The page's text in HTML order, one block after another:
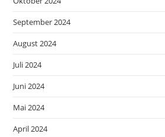
September 2024
August 2024
Juli 2024
Juni 2024
Mai 2024
April 2024